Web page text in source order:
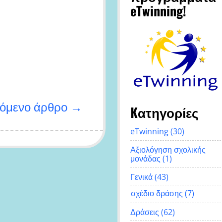
άρθρο →
eTwinning!
Kατηγορίες
eTwinning(30)
Αξιολόγηση σχολικής
μονάδας (1)
Γενικά(43)
σχέδιο δράσης (7)
Δράσεις (62)